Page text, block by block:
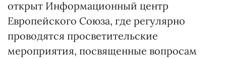
открыт Информационный центр
Европейского Союза, где регулярно
проводятся просветительские
мероприятия, посвященные вопросам